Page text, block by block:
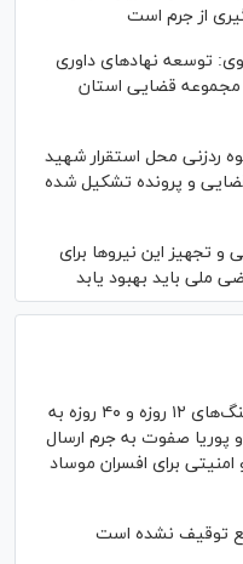
از جرم است
توسعه نهاد‌های داوری
مجموعه قضایی استان
ردزنی محل استقرار شهید
و پرونده تشکیل شده
تجهیز این نیرو‌ها برای
ملی باید بهبود یابد
۲ عامل مهم صهیونیست‌ها در جنگ‌های ۱۲ روزه و ۴۰ روزه به
پوریا صفوت به جرم ارسال
برای افسران موساد
توقیف نشده است